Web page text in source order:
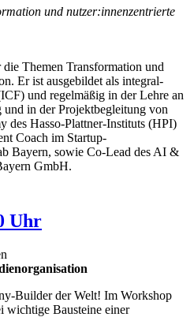
und nutzer:innenzentrierte
Themen Transformation und
Er ist ausgebildet als integral-
und regelmäßig in der Lehre an
in der Projektbegleitung von
des Hasso-Plattner-Instituts (HPI)
Coach im Startup-
Bayern, sowie Co-Lead des AI &
GmbH.
Uhr
Builder der Welt! Im Workshop
wichtige Bausteine einer